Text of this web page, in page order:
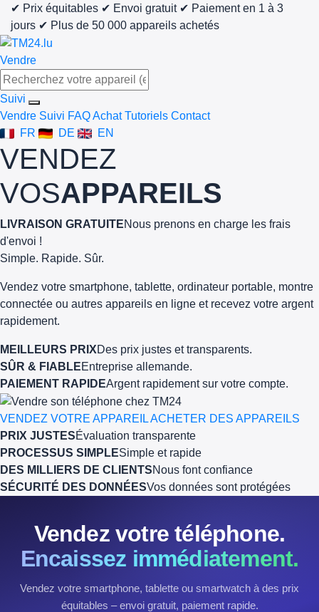
✔ Prix équitables ✔ Envoi gratuit ✔ Paiement en 1 à 3
jours ✔ Plus de 50 000 appareils achetés
Vendre
Suivi
Vendre Suivi FAQ Achat Tutoriels Contact
FR
DE EN
VENDEZ
VOSAPPAREILS
LIVRAISON GRATUITENous prenons en charge les frais
d'envoi !
Simple. Rapide. Sûr.
Vendez votre smartphone, tablette, ordinateur portable, montre
connectée ou autres appareils en ligne et recevez votre argent
rapidement.
MEILLEURS PRIXDes prix justes et transparents.
SÛR & FIABLEEntreprise allemande.
PAIEMENT RAPIDEArgent rapidement sur votre compte.
VENDEZ VOTRE APPAREILACHETER DES APPAREILS
PRIX JUSTESÉvaluation transparente
PROCESSUS SIMPLESimple et rapide
DES MILLIERS DE CLIENTSNous font confiance
SÉCURITÉ DES DONNÉESVos données sont protégées
Vendez votre téléphone.
Encaissez immédiatement.
Vendez votre smartphone, tablette ou smartwatch à des prix
équitables – envoi gratuit, paiement rapide.